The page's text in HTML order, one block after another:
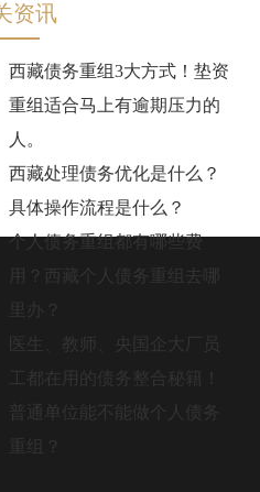
资讯
西藏债务重组3大方式！垫资
重组适合马上有逾期压力的
人。
西藏处理债务优化是什么？
具体操作流程是什么？
个人债务重组都有哪些费
用？西藏个人债务重组去哪
里办？
医生、教师、央国企大厂员
工都在用的债务整合秘籍！
普通单位能不能做个人债务
重组？